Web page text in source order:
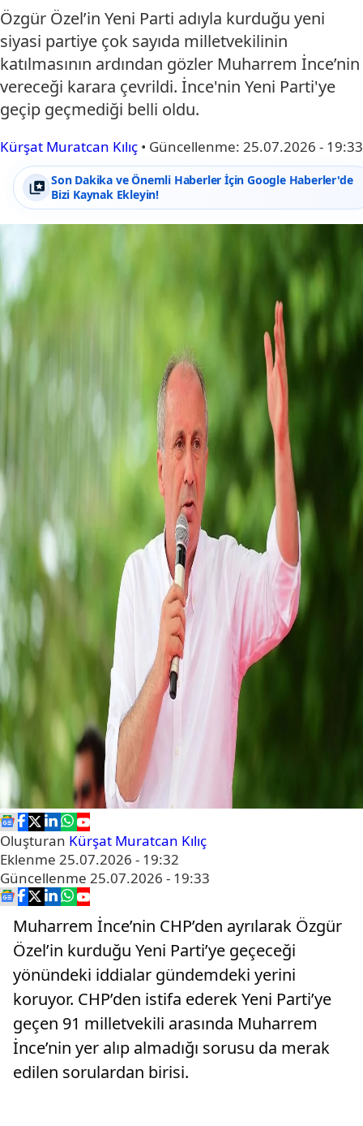
Özgür Özel’in Yeni Parti adıyla kurduğu yeni
siyasi partiye çok sayıda milletvekilinin
katılmasının ardından gözler Muharrem İnce’nin
vereceği karara çevrildi. İnce'nin Yeni Parti'ye
geçip geçmediği belli oldu.
Kürşat Muratcan Kılıç • Güncellenme: 25.07.2026 - 19:33
Son Dakika ve Önemli Haberler İçin Google Haberler'de
Bizi Kaynak Ekleyin!
Oluşturan Kürşat Muratcan Kılıç
Eklenme 25.07.2026 - 19:32
Güncellenme 25.07.2026 - 19:33
Muharrem İnce’nin CHP’den ayrılarak Özgür
Özel’in kurduğu Yeni Parti’ye geçeceği
yönündeki iddialar gündemdeki yerini
koruyor. CHP’den istifa ederek Yeni Parti’ye
geçen 91 milletvekili arasında Muharrem
İnce’nin yer alıp almadığı sorusu da merak
edilen sorulardan birisi.